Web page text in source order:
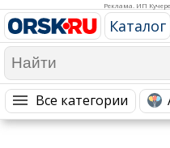
Реклама. ИП
Каталог
Все категории
Красота Косметология
Медицина Здоровье
Гостиницы